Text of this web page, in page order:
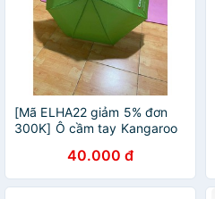
[Mã ELHA22 giảm 5% đơn
300K] Ô cầm tay Kangaroo
40.000 đ